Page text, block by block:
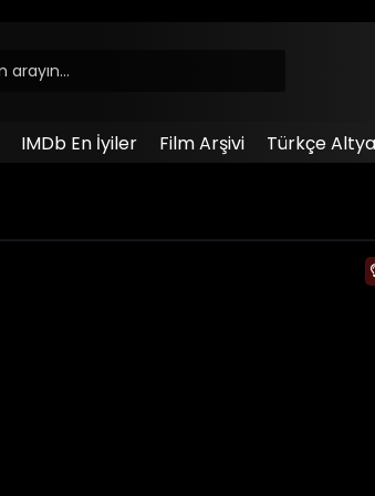
IMDb En İyiler Film Arşivi Türkçe